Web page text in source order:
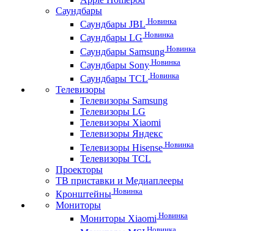
Саундбары
Саундбары JBL Новинка
Саундбары LG Новинка
Саундбары Samsung Новинка
Саундбары Sony Новинка
Саундбары TCL Новинка
Телевизоры
Телевизоры Samsung
Телевизоры LG
Телевизоры Xiaomi
Телевизоры Яндекс
Телевизоры Hisense Новинка
Телевизоры TCL
Проекторы
ТВ приставки и Медиаплееры
Кронштейны Новинка
Мониторы
Мониторы Xiaomi Новинка
Новинка